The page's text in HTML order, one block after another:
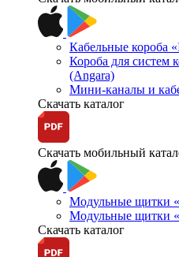
Кабельные короба
Короба для систем
(Angara)
Мини-каналы и
Скачать каталог
Скачать мобильный
Модульные щитки
Модульные щитки
Скачать каталог